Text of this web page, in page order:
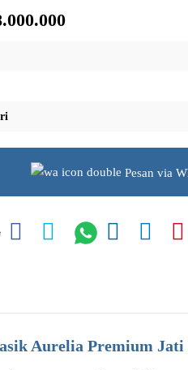
Pesan via
Aurelia Premium Jati